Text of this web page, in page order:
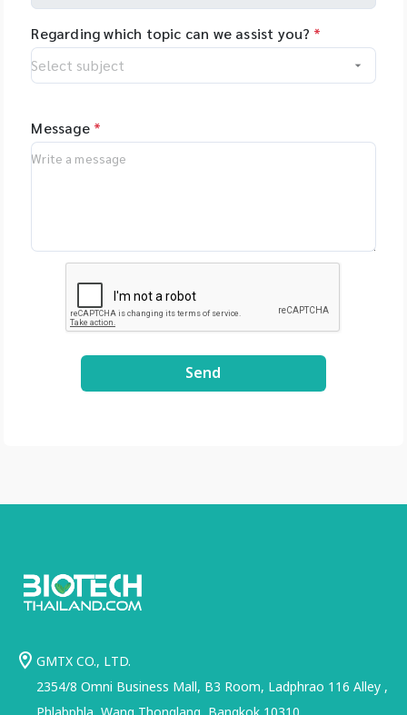
Regarding which topic can we assist you? *
Message *
Send
GMTX CO., LTD.
2354/8 Omni Business Mall, B3 Room, Ladphrao 116 Alley ,